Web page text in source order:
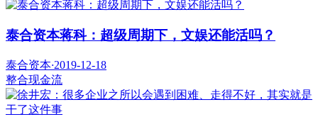
泰合资本蒋科：超级周期下，文娱还能活吗？
泰合资本·2019-12-18
整合现金流